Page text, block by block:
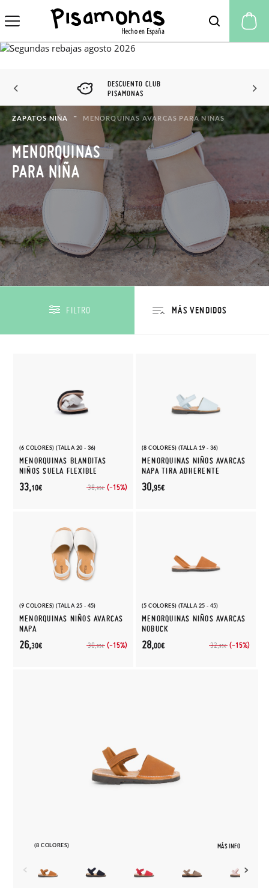
DESCUENTO CLUB
PISAMONAS
ZAPATOS NIÑA MENORQUINAS AVARCAS PARA NIÑAS
MENORQUINAS
PARA NIÑA
FILTRO
(6 COLORES) (TALLA 20 - 36)
MENORQUINAS BLANDITAS
NIÑOS SUELA FLEXIBLE
38,95€ (-15%)
33,10€
(8 COLORES) (TALLA 19 - 36)
MENORQUINAS NIÑOS AVARCAS
NAPA TIRA ADHERENTE
30,95€
(9 COLORES) (TALLA 25 - 45)
MENORQUINAS NIÑOS AVARCAS
NAPA
30,95€ (-15%)
26,30€
(5 COLORES) (TALLA 25 - 45)
MENORQUINAS NIÑOS AVARCAS
NOBUCK
32,95€ (-15%)
28,00€
(8 COLORES) MÁS INFO